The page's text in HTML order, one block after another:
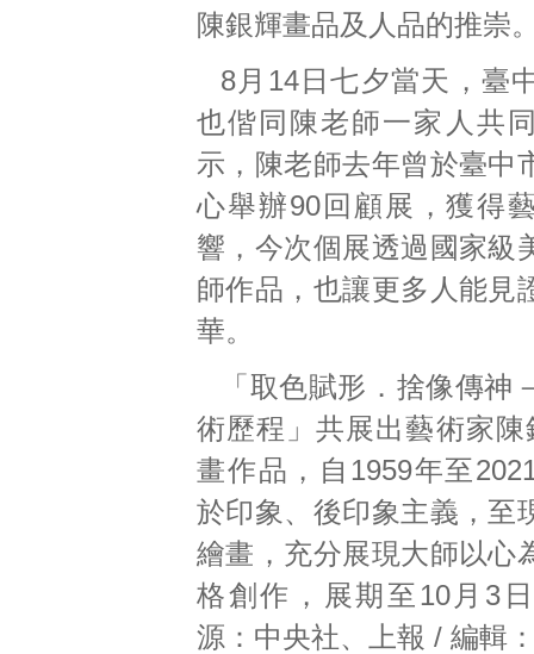
陳銀輝畫品及人品的推崇
8月14日七夕當天，臺
也偕同陳老師一家人共
示，陳老師去年曾於臺中
心舉辦90回顧展，獲得
響，今次個展透過國家級
師作品，也讓更多人能見
華。
「取色賦形．捨像傳神
術歷程」共展出藝術家陳
畫作品，自1959年至
於印象、後印象主義，至
繪畫，充分展現大師以心
格創作，展期至10月3
源：中央社、上報 / 編輯